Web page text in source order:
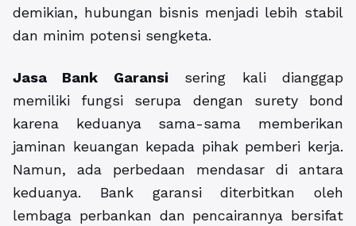
demikian, hubungan bisnis menjadi lebih stabil
dan minim potensi sengketa.
Jasa Bank Garansi sering kali dianggap
memiliki fungsi serupa dengan surety bond
karena keduanya sama-sama memberikan
jaminan keuangan kepada pihak pemberi kerja.
Namun, ada perbedaan mendasar di antara
keduanya. Bank garansi diterbitkan oleh
lembaga perbankan dan pencairannya bersifat